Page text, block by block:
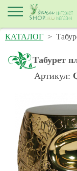
КАТАЛОГ >
Табурет
Артикул: